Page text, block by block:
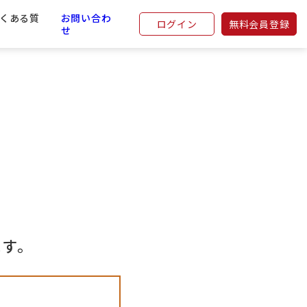
ある質
お問い合わ
せ
ログイン 無料会員登録
。